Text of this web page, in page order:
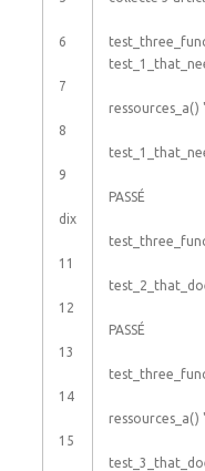
6
7
8
9
dix
11
12
13
14
15
ressources_a()
PASSÉ
PASSÉ
ressources_a()